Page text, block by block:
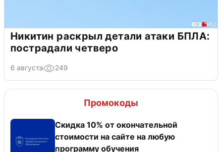
Никитин раскрыл детали атаки БПЛА:
пострадали четверо
6 августа 249
Промокоды
Скидка 10% от окончательной
стоимости на сайте на любую
программу обучения